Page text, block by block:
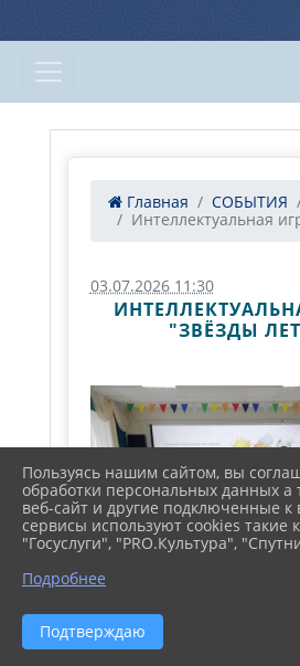
Главная СОБЫТИЯ
Интеллектуальная
03.07.2026 11:30
"ЗВЁЗДЫ
Пользуясь нашим сайтом, вы
обработки персональных данных а
веб-сайт и другие подключенные к
сервисы используют cookies такие
"Госуслуги", "PRO.Культура",
Подробнее
Подтверждаю